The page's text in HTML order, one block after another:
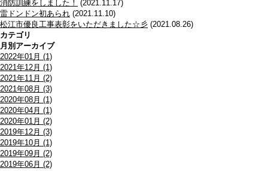
消防訓練をしました！ (2021.11.17)
雷ドンドン初あられ (2021.11.10)
松江市優良工事表彰をいただきました☆彡 (2021.08.26)
カテゴリ
月別アーカイブ
2022年01月 (1)
2021年12月 (1)
2021年11月 (2)
2021年08月 (3)
2020年08月 (1)
2020年04月 (1)
2020年01月 (2)
2019年12月 (3)
2019年10月 (1)
2019年09月 (2)
2019年06月 (2)